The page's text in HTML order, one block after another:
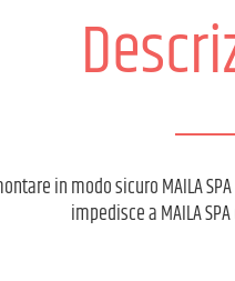
in modo sicuro MAILA
impedisce a MAILA